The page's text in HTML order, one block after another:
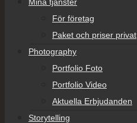
För företag
Paket och priser privat
Photography
Portfolio Foto
Portfolio Video
Aktuella Erbjudanden
Storytelling